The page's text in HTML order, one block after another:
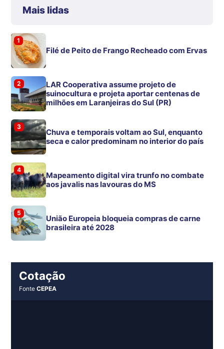
Mais lidas
1
Filé de Peito de Frango Recheado com Ervas
2
LAR Cooperativa assume projeto de
suinocultura e projeta aportar centenas de
milhões em Laranjeiras do Sul (PR)
3
Chuva e temporais voltam ao Sul, enquanto
seca e calor predominam no interior do país
4
Mapeamento digital vira trunfo no combate
aos javalis nas lavouras do MS
5
União Europeia bloqueia compras de carne
brasileira até 2028
Cotação
FonteCEPEA